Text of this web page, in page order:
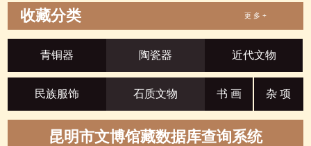
收藏分类 更 多 +
青铜器 陶瓷器 近代文物
民族服饰 石质文物 书 画 杂 项
昆明市文博馆藏数据库查询系统